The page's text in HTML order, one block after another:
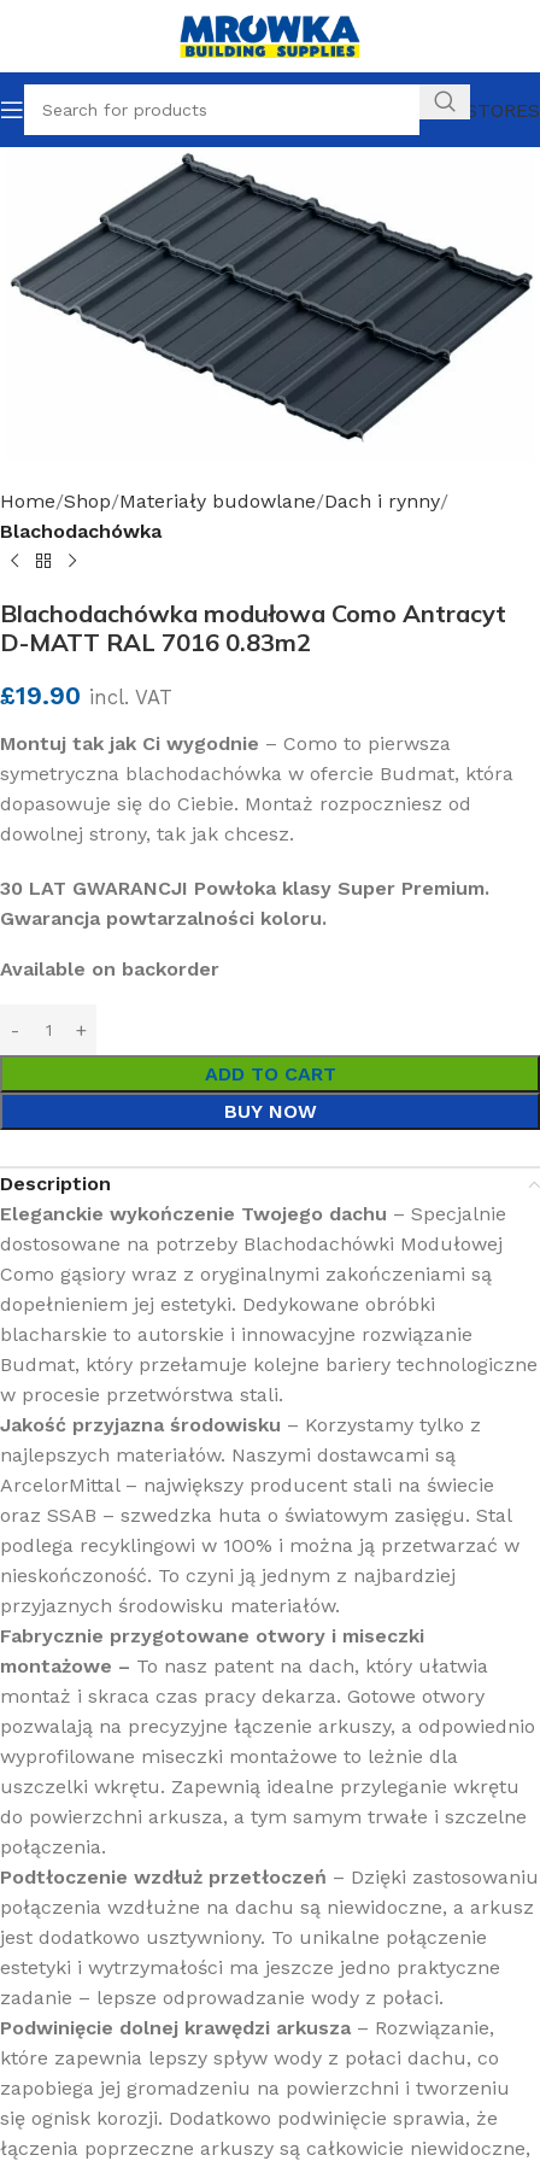
OUR STORES
Home Shop Materiały budowlane Dach i rynny
Blachodachówka
Blachodachówka modułowa Como Antracyt
D-MATT RAL 7016 0.83m2
£19.90 incl. VAT
Montuj tak jak Ci wygodnie – Como to pierwsza
symetryczna blachodachówka w ofercie Budmat, która
dopasowuje się do Ciebie. Montaż rozpoczniesz od
dowolnej strony, tak jak chcesz.
30 LAT GWARANCJI Powłoka klasy Super Premium.
Gwarancja powtarzalności koloru.
Available on backorder
ADD TO CART
BUY NOW
Description
Eleganckie wykończenie Twojego dachu – Specjalnie
dostosowane na potrzeby Blachodachówki Modułowej
Como gąsiory wraz z oryginalnymi zakończeniami są
dopełnieniem jej estetyki. Dedykowane obróbki
blacharskie to autorskie i innowacyjne rozwiązanie
Budmat, który przełamuje kolejne bariery technologiczne
w procesie przetwórstwa stali.
Jakość przyjazna środowisku – Korzystamy tylko z
najlepszych materiałów. Naszymi dostawcami są
ArcelorMittal – największy producent stali na świecie
oraz SSAB – szwedzka huta o światowym zasięgu. Stal
podlega recyklingowi w 100% i można ją przetwarzać w
nieskończoność. To czyni ją jednym z najbardziej
przyjaznych środowisku materiałów.
Fabrycznie przygotowane otwory i miseczki
montażowe – To nasz patent na dach, który ułatwia
montaż i skraca czas pracy dekarza. Gotowe otwory
pozwalają na precyzyjne łączenie arkuszy, a odpowiednio
wyprofilowane miseczki montażowe to leżnie dla
uszczelki wkrętu. Zapewnią idealne przyleganie wkrętu
do powierzchni arkusza, a tym samym trwałe i szczelne
połączenia.
Podtłoczenie wzdłuż przetłoczeń – Dzięki zastosowaniu
połączenia wzdłużne na dachu są niewidoczne, a arkusz
jest dodatkowo usztywniony. To unikalne połączenie
estetyki i wytrzymałości ma jeszcze jedno praktyczne
zadanie – lepsze odprowadzanie wody z połaci.
Podwinięcie dolnej krawędzi arkusza – Rozwiązanie,
które zapewnia lepszy spływ wody z połaci dachu, co
zapobiega jej gromadzeniu na powierzchni i tworzeniu
się ognisk korozji. Dodatkowo podwinięcie sprawia, że
łączenia poprzeczne arkuszy są całkowicie niewidoczne,